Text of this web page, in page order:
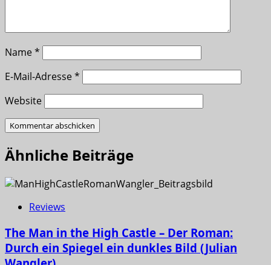
Name*
E-Mail-Adresse*
Website
Ähnliche Beiträge
Reviews
The Man in the High Castle – Der Roman:
Durch ein Spiegel ein dunkles Bild (Julian